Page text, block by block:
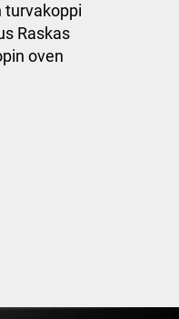
turvakoppi
Raskas
oven